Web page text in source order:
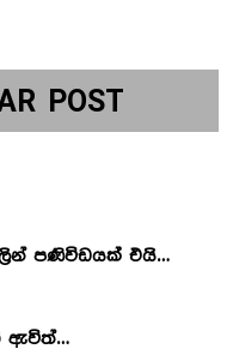
POST
පණිවිඩයක් එයි…
ඇවිත්…